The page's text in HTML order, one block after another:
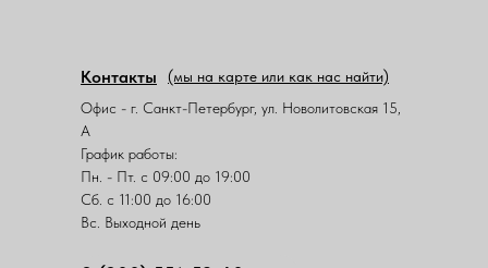
Контакты
Офис - г. Санкт-Петербург, ул. Новолитовская 15,
А
График работы:
Пн. - Пт. с 09:00 до 19:00
Сб. с 11:00 до 16:00
Вс. Выходной день
(мы на карте или как нас найти)